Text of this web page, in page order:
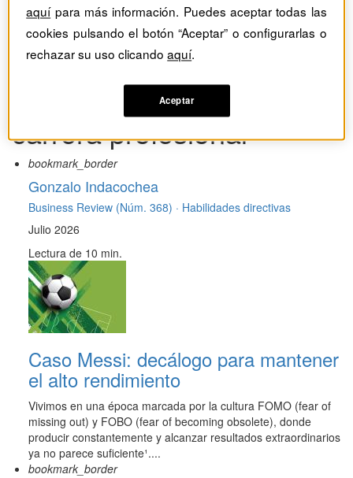
Revistas Harvard Deusto tag
Artículos con el Tag:
carrera profesional
bookmark_border
Gonzalo Indacochea
Business Review (Núm. 368) · Habilidades directivas
Julio 2026
Lectura de 10 min.
Caso Messi: decálogo para mantener
el alto rendimiento
Vivimos en una época marcada por la cultura FOMO (fear of
missing out) y FOBO (fear of becoming obsolete), donde
producir constantemente y alcanzar resultados extraordinarios
ya no parece suficiente¹....
bookmark_border
aquípara más información. Puedes aceptar todas las
cookies pulsando el botón “Aceptar” o configurarlas o
rechazar su uso clicandoaquí.
Aceptar